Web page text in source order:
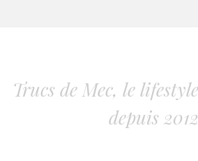
Trucs de Mec, le
depuis